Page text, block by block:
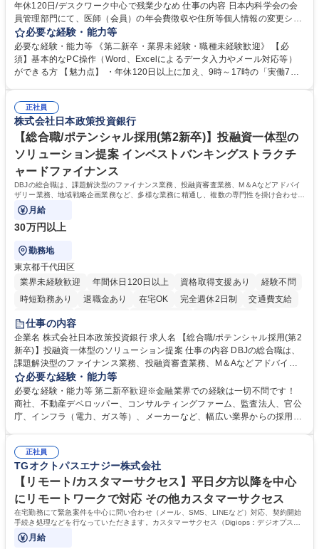
年休120日/デスクワーク中心で残業少なめ 仕事の内容 日本内科学会の会
員管理部門にて、医師（会員）の年会費徴収や住所等個人情報の変更シス
テム入力、電話・FAX対応をお任せします。将来的には、各種委員会の運
営事務局業務などにも幅広く携わっていただきます。 【会員管理・データ
入力業務】 ・医師（会員）の住所変更、個人情報のシステム登録・更新
・年会費の徴収管理や入金データの照合確認 【問い合わせ対応】 ・会員
年休120日/デスクワーク中心で残業少なめ
必要な経験・能力等
必要な経験・能力等 《第二新卒・業界未経験・職種未経験歓迎》 【必
須】基本的なPC操作（Word、Excelによるデータ入力やメール対応等）
ができる方 【魅力点】 ・年休120日以上に加え、9時～17時の「実働7時
整、資料作成、当日の運営サポート 学歴・資格 学歴：大学院 大学 語学
力： 資格：
正社員
株式会社日本政策投資銀行
【総合職/ポテンシャル採用(第2新卒)】投融資一体型の
ソリューション提案 インベストバンキングストラクチ
ャードファイナンス
DBJの総合職は、課題解決型のファイナンス業務、投融資審査業務、M＆Aなどアドバイ
ザリー業務、地域戦略企画業務など、多様な業務に精通し、複数の専門性を掛け合わせて
広く社会に貢献していく職種です。
月給
30万円以上
勤務地
東京都千代田区
業界未経験歓迎
年間休日120日以上 資格取得支援あり
経験不問
時短勤務あり
退職金あり 在宅OK 完全週休2日制
交通費支給
駅近5分以内
食事補助あり
託児所あり
仕事の内容
企業名 株式会社日本政策投資銀行 求人名 【総合職/ポテンシャル採用(第2
新卒)】投融資一体型のソリューション提案 仕事の内容 DBJの総合職は、
課題解決型のファイナンス業務、投融資審査業務、M＆Aなどアドバイザ
リー業務、地域戦略企画業務など、多様な業務に精通し、複数の専門性を
掛け合わせて広く社会に貢献していく職種です。 入社後は、横断的なロー
テーションを経て適性や専門性に応じたキャリアを形成していただきま
す。総合職として入社いただき、下記いずれかの部門でご活躍いただきま
ート・ナレッジ業務 ※それぞれの業務内容に関しては、別途その他労働条
件備考欄に記載 募集職種 【総合職/ポテンシャル採用(第2新卒)】投融資一
体型のソリューション提案
必要な経験・能力等
必要な経験・能力等 第二新卒歓迎※金融業界での経験は一切不問です！
商社、不動産デベロッパー、コンサルティングファーム、監査法人、官公
庁、インフラ（電力、ガス等）、メーカーなど、幅広い業界からの採用実
く高い志を併せもった人材を求めています。ポテンシャル採用（第2新
卒）では、金融業界での経験や知識を問いません。新たな時代を見据え
て、複雑化する社会課題の解決に向けて先鞭をつける役割を担いたい、と
いう気概をお持ちの方を心待ちにしています。 学歴・資格 学歴：大学院
大学 語学力： 資格：
正社員
TGオクトパスエナジー株式会社
【リモート/カスタマーサクセス】平日夕方以降を中心
にリモートワークで対応 その他カスタマーサクセス
在宅勤務にて緊急案件を中心に問い合わせ（メール、SMS、LINEなど）対応、契約開始
手続き処理などを行なっていただきます。カスタマーサクセス（Digiops：デジオプス）
と運用構築の業務となります。
月給